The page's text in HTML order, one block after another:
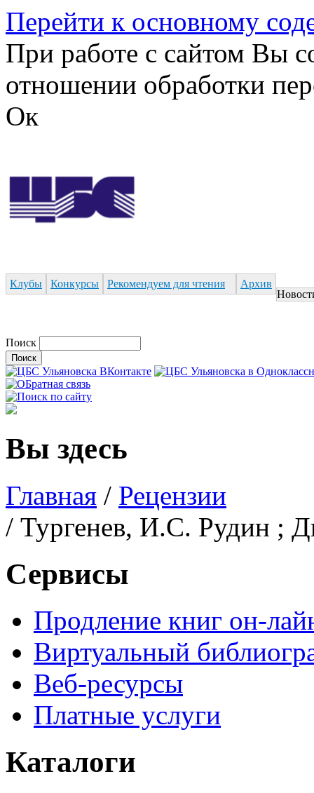
Перейти к основному
При работе с сайтом Вы
отношении обработки
Ок
Клубы Конкурсы Рекомендуем для чтения
Архив
Поиск
Вы здесь
Главная / Рецензии
/ Тургенев, И.С. Рудин ;
Сервисы
Продление книг он-
Виртуальный
Веб-ресурсы
Платные услуги
Каталоги